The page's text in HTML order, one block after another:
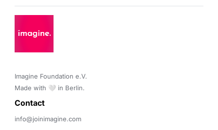
Imagine Foundation e.V.
Made with 🤍 in Berlin.
Contact
info@joinimagine.com